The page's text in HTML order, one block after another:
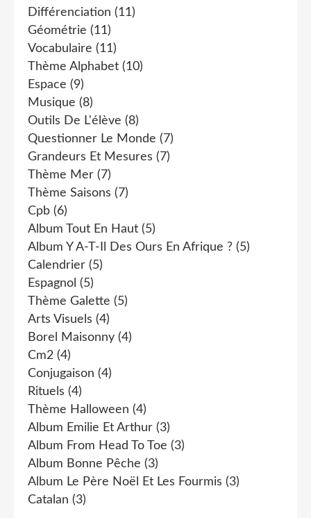
Différenciation (11)
Géométrie (11)
Vocabulaire (11)
Thème Alphabet (10)
Espace (9)
Musique (8)
Outils De L'élève (8)
Questionner Le Monde (7)
Grandeurs Et Mesures (7)
Thème Mer (7)
Thème Saisons (7)
Cpb (6)
Album Tout En Haut (5)
Album Y A-T-Il Des Ours En Afrique ? (5)
Calendrier (5)
Espagnol (5)
Thème Galette (5)
Arts Visuels (4)
Borel Maisonny (4)
Cm2 (4)
Conjugaison (4)
Rituels (4)
Thème Halloween (4)
Album Emilie Et Arthur (3)
Album From Head To Toe (3)
Album Bonne Pêche (3)
Album Le Père Noël Et Les Fourmis (3)
Catalan (3)